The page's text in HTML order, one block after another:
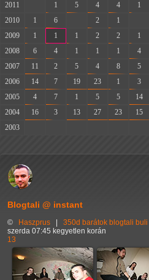
2011
1 5 4 4 1
2010
1 6 2 1
2009
1 1 1 2 2 1
2008
6 4 1 1 1 4
2007
11 2 5 4 8 5
2006
14 7 19 23 1 3
2005
4 7 1 5 5 14
2004
16 3 13 27 23 15
2003
Blogtali @ instant
© Haszprus 350d barátok blogtali buli
szerda 07:45 kegyetlen korán
13